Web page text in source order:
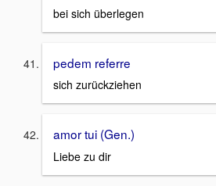
bei sich überlegen
pedem referre
sich zurückziehen
amor tui (Gen.)
Liebe zu dir